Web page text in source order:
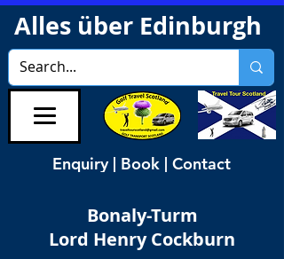
Alles über Edinburgh
Enquiry | Book | Contact
Bonaly-Turm
Lord Henry Cockburn